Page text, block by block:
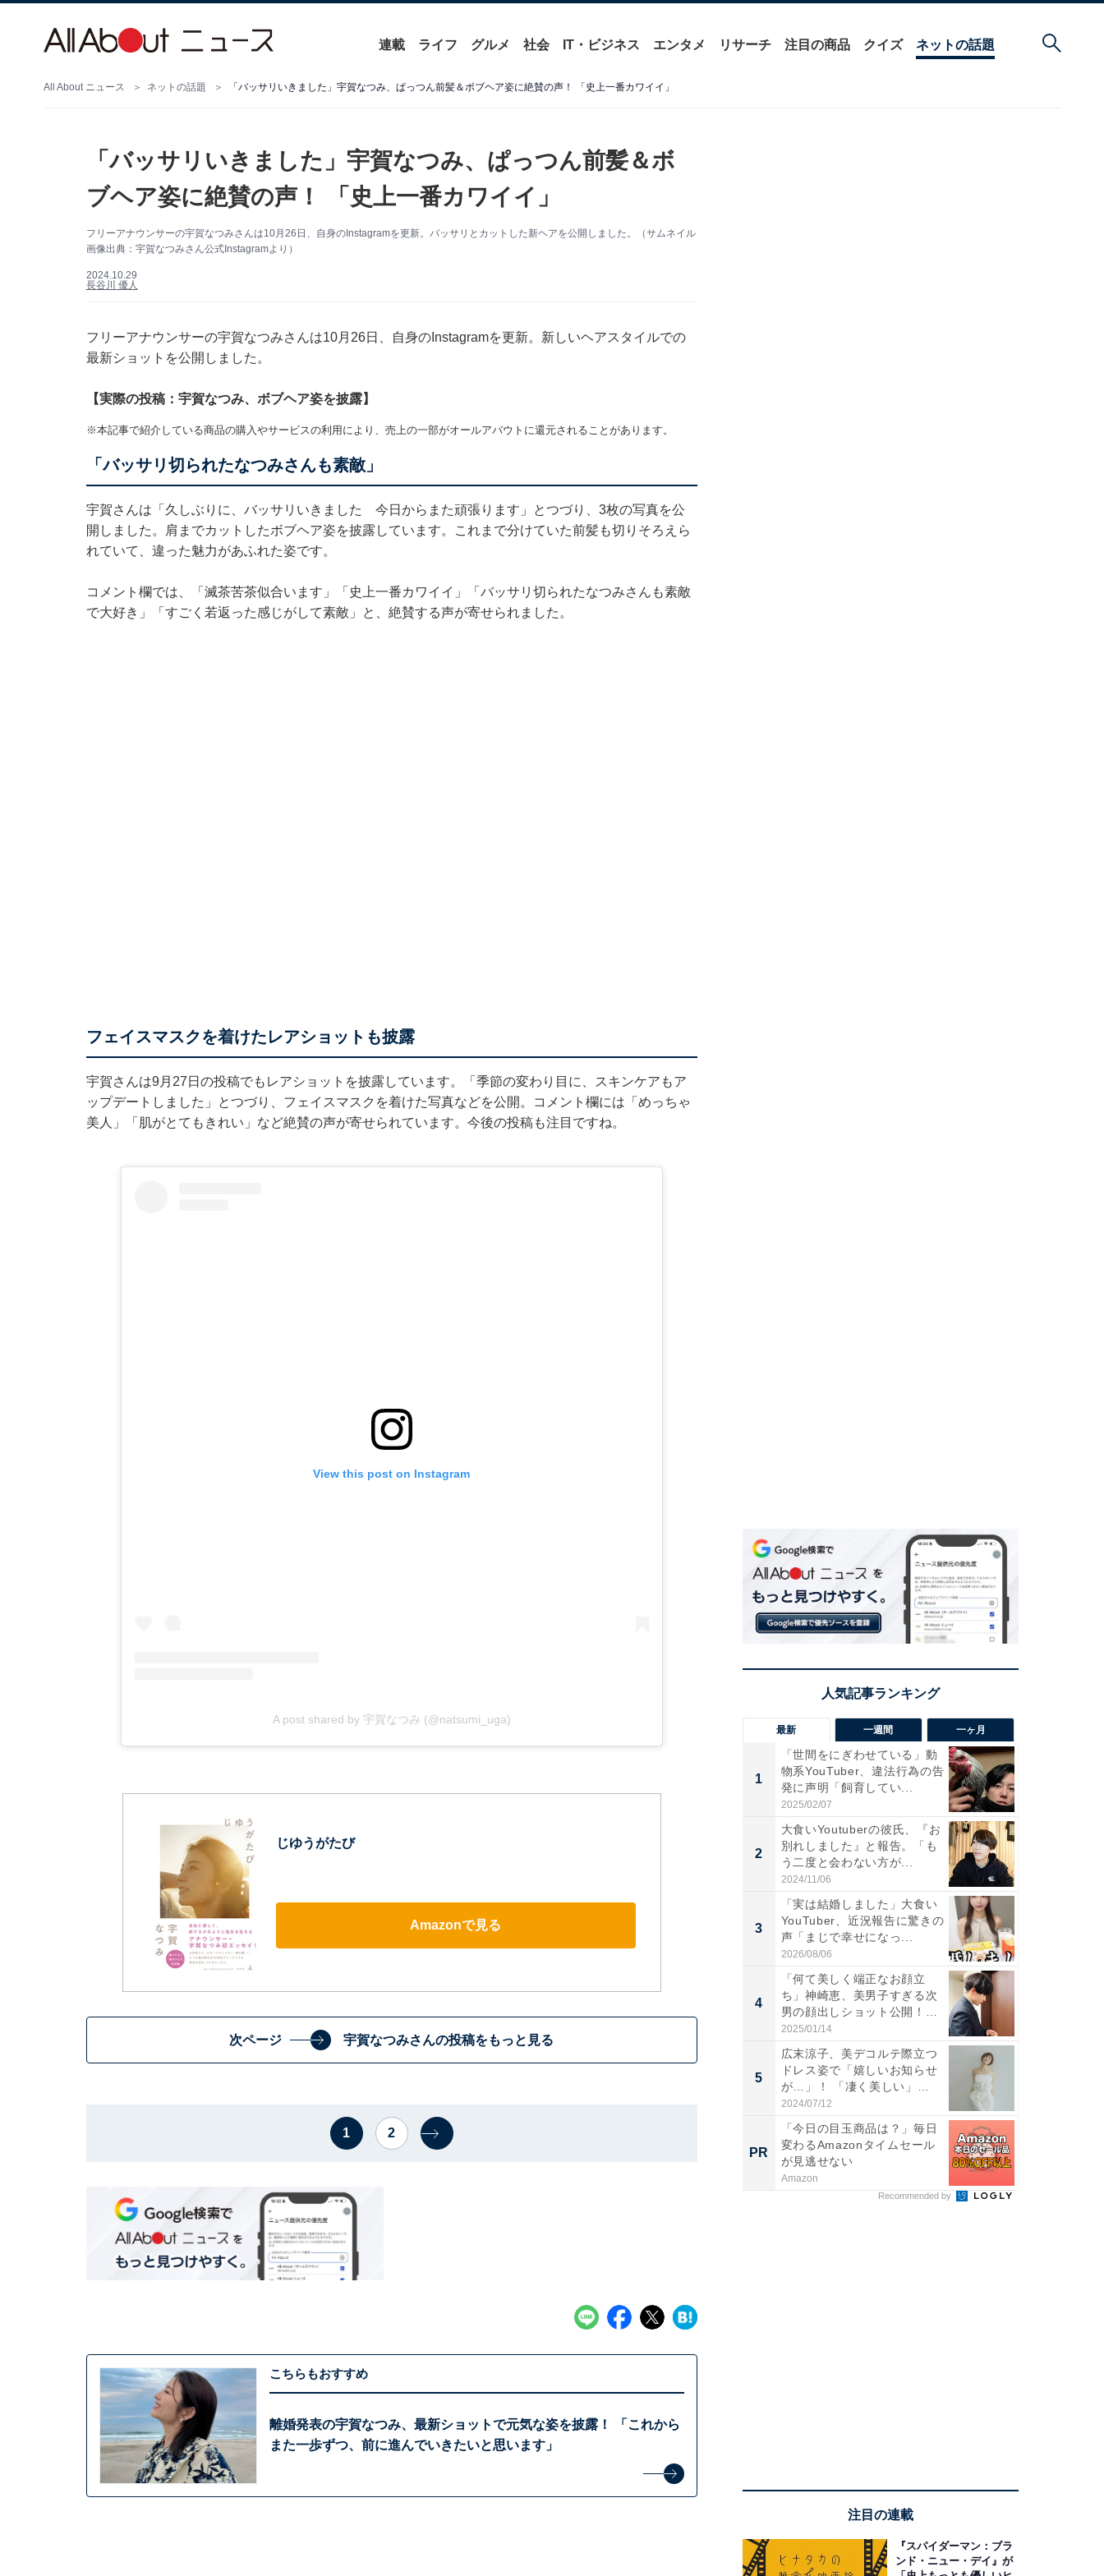
連載 ライフ グルメ 社会 IT・ビジネス エンタメ リサーチ 注目の商品 クイズ ネットの話題
All About ニュース ネットの話題 「バッサリいきました」宇賀なつみ、ぱっつん前髪＆ボブヘア姿に絶賛の声！ 「史上一番カワイイ」
「バッサリいきました」宇賀なつみ、ぱっつん前髪＆ボ
ブヘア姿に絶賛の声！ 「史上一番カワイイ」
フリーアナウンサーの宇賀なつみさんは10月26日、自身のInstagramを更新。バッサリとカットした新ヘアを公開しました。（サムネイル
画像出典：宇賀なつみさん公式Instagramより）
2024.10.29
長谷川 優人
フリーアナウンサーの宇賀なつみさんは10月26日、自身のInstagramを更新。新しいヘアスタイルでの
最新ショットを公開しました。
【実際の投稿：宇賀なつみ、ボブヘア姿を披露】
※本記事で紹介している商品の購入やサービスの利用により、売上の一部がオールアバウトに還元されることがあります。
「バッサリ切られたなつみさんも素敵」
宇賀さんは「久しぶりに、バッサリいきました 今日からまた頑張ります」とつづり、3枚の写真を公
開しました。肩までカットしたボブヘア姿を披露しています。これまで分けていた前髪も切りそろえら
れていて、違った魅力があふれた姿です。
コメント欄では、「滅茶苦茶似合います」「史上一番カワイイ」「バッサリ切られたなつみさんも素敵
で大好き」「すごく若返った感じがして素敵」と、絶賛する声が寄せられました。
フェイスマスクを着けたレアショットも披露
宇賀さんは9月27日の投稿でもレアショットを披露しています。「季節の変わり目に、スキンケアもア
ップデートしました」とつづり、フェイスマスクを着けた写真などを公開。コメント欄には「めっちゃ
美人」「肌がとてもきれい」など絶賛の声が寄せられています。今後の投稿も注目ですね。
View this post on Instagram
A post shared by 宇賀なつみ (@natsumi_uga)
じゆうがたび
Amazonで見る
次ページ 宇賀なつみさんの投稿をもっと見る
1 2
こちらもおすすめ
離婚発表の宇賀なつみ、最新ショットで元気な姿を披露！ 「これから
また一歩ずつ、前に進んでいきたいと思います」
最新 一週間 一ヶ月
1
「世間をにぎわせている」動
物系YouTuber、違法行為の告
発に声明「飼育してい...
2025/02/07
2
大食いYoutuberの彼氏、『お
別れしました』と報告。「も
う二度と会わない方が...
2024/11/06
3
「実は結婚しました」大食い
YouTuber、近況報告に驚きの
声「まじで幸せになっ...
2026/08/06
4
「何て美しく端正なお顔立
ち」神崎恵、美男子すぎる次
男の顔出しショット公開！
「め...
2025/01/14
5
広末涼子、美デコルテ際立つ
ドレス姿で「嬉しいお知らせ
が…」！ 「凄く美しい」
「透...
2024/07/12
PR
「今日の目玉商品は？」毎日
変わるAmazonタイムセール
が見逃せない
Amazon
Recommended by
注目の連載
『スパイダーマン：ブラ
ンド・ニュー・デイ』が